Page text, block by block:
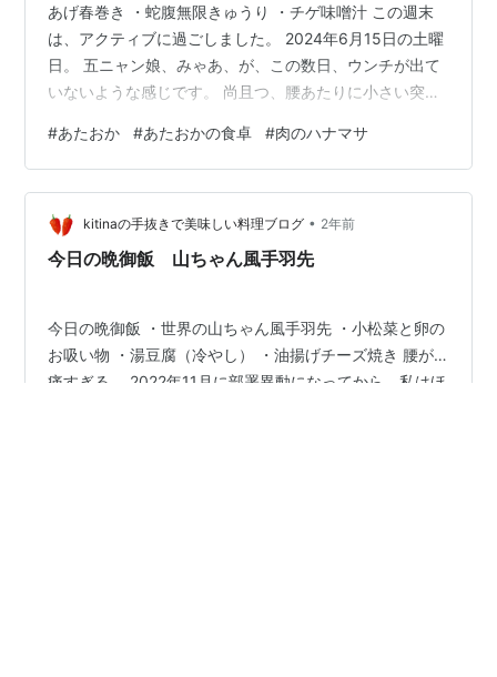
あげ春巻き ・蛇腹無限きゅうり ・チゲ味噌汁 この週末
は、アクティブに過ごしました。 2024年6月15日の土曜
日。 五ニャン娘、みゃあ、が、この数日、ウンチが出て
いないような感じです。 尚且つ、腰あたりに小さい突起
あるので、それも心配なので、朝からかかりつけの獣医
さんへ。 先生が、突起部の細胞を注射器で取って、顕微
鏡で見てくださると、やはり 「肥満細胞腫」 でした。
幸い、まだ大きさが5ミリほどで、当日の午後、手術をし
てもらえることに。 「お迎えは17時以降におねがいしま
#あたおか #あたおかの食卓 #肉のハナマサ
kitinaの手抜きで美味しい料理ブログ • 2年前
今日の晩御飯 山ちゃん風手羽先